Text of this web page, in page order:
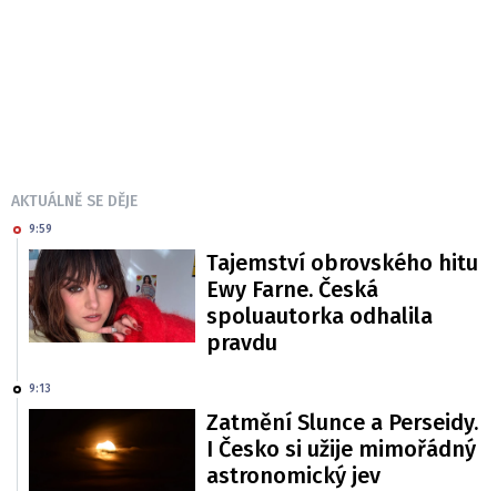
AKTUÁLNĚ SE DĚJE
9:59
Tajemství obrovského hitu
Ewy Farne. Česká
spoluautorka odhalila
pravdu
9:13
Zatmění Slunce a Perseidy.
I Česko si užije mimořádný
astronomický jev